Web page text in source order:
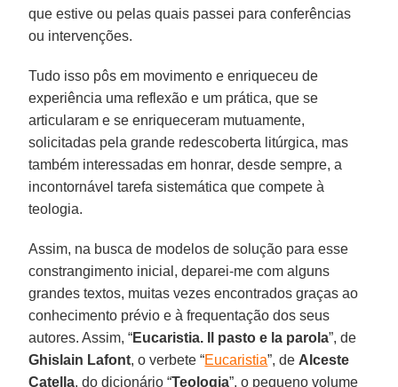
que estive ou pelas quais passei para conferências
ou intervenções.
Tudo isso pôs em movimento e enriqueceu de
experiência uma reflexão e um prática, que se
articularam e se enriqueceram mutuamente,
solicitadas pela grande redescoberta litúrgica, mas
também interessadas em honrar, desde sempre, a
incontornável tarefa sistemática que compete à
teologia.
Assim, na busca de modelos de solução para esse
constrangimento inicial, deparei-me com alguns
grandes textos, muitas vezes encontrados graças ao
conhecimento prévio e à frequentação dos seus
autores. Assim, “Eucaristia. Il pasto e la parola”, de
Ghislain Lafont, o verbete “Eucaristia”, de Alceste
Catella, do dicionário “Teologia”, o pequeno volume